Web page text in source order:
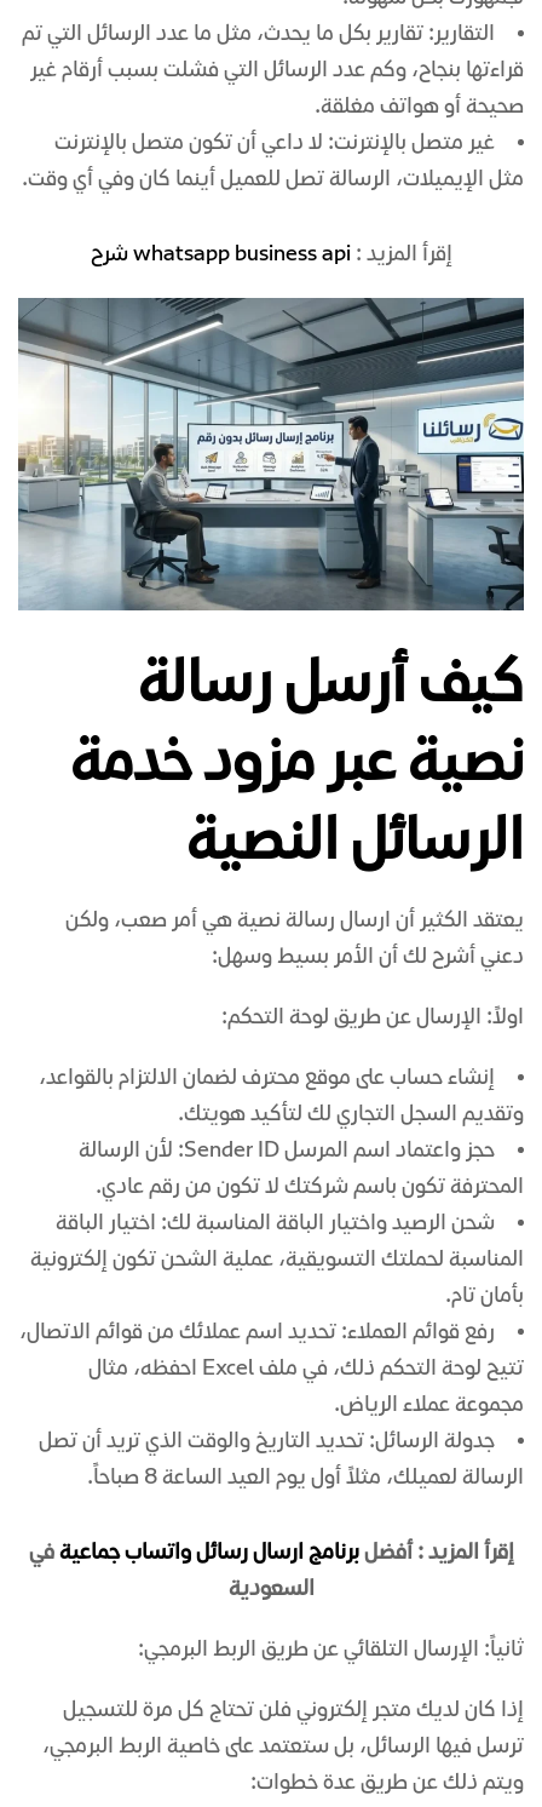
التقارير: تقارير بكل ما يحدث، مثل ما عدد الرسائل التي تم
قراءتها بنجاح، وكم عدد الرسائل التي فشلت بسبب أرقام غير
صحيحة أو هواتف مغلقة.
غير متصل بالإنترنت: لا داعي أن تكون متصل بالإنترنت
مثل الإيميلات، الرسالة تصل للعميل أينما كان وفي أي وقت.
إقرأ المزيد :whatsapp business api شرح
كيف أرسل رسالة
نصية عبر مزود خدمة
الرسائل النصية
يعتقد الكثير أن ارسال رسالة نصية هي أمر صعب، ولكن
دعني أشرح لك أن الأمر بسيط وسهل:
اولاً: الإرسال عن طريق لوحة التحكم:
إنشاء حساب على موقع محترف لضمان الالتزام بالقواعد،
وتقديم السجل التجاري لك لتأكيد هويتك.
حجز واعتماد اسم المرسل Sender ID: لأن الرسالة
المحترفة تكون باسم شركتك لا تكون من رقم عادي.
شحن الرصيد واختيار الباقة المناسبة لك: اختيار الباقة
المناسبة لحملتك التسويقية، عملية الشحن تكون إلكترونية
بأمان تام.
رفع قوائم العملاء: تحديد اسم عملائك من قوائم الاتصال،
تتيح لوحة التحكم ذلك، في ملف Excel احفظه، مثال
مجموعة عملاء الرياض.
جدولة الرسائل: تحديد التاريخ والوقت الذي تريد أن تصل
الرسالة لعميلك، مثلاً أول يوم العيد الساعة 8 صباحاً.
إقرأ المزيد : أفضلبرنامج ارسال رسائل واتساب جماعيةفي
السعودية
ثانياً: الإرسال التلقائي عن طريق الربط البرمجي:
إذا كان لديك متجر إلكتروني فلن تحتاج كل مرة للتسجيل
ترسل فيها الرسائل، بل ستعتمد على خاصية الربط البرمجي،
ويتم ذلك عن طريق عدة خطوات: